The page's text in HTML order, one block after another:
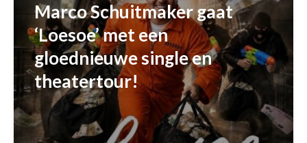
Marco Schuitmaker gaat
‘Loesoe’ met een
gloednieuwe single en
theatertour!